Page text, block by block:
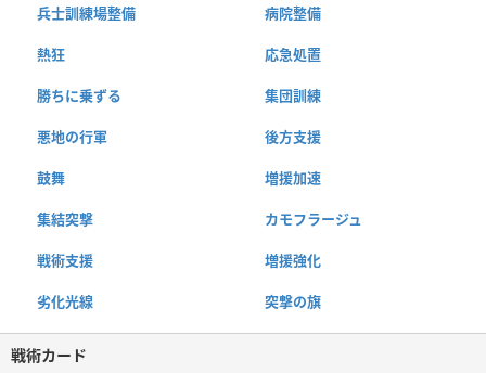
兵士訓練場整備 病院整備
熱狂 応急処置
勝ちに乗ずる 集団訓練
悪地の行軍 後方支援
鼓舞 増援加速
集結突撃 カモフラージュ
戦術支援 増援強化
劣化光線 突撃の旗
戦術カード